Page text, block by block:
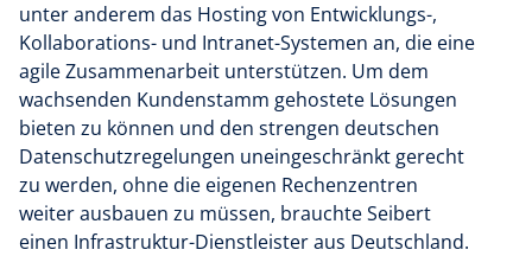
unter anderem das Hosting von Entwicklungs-,
Kollaborations- und Intranet-Systemen an, die eine
agile Zusammenarbeit unterstützen. Um dem
wachsenden Kundenstamm gehostete Lösungen
bieten zu können und den strengen deutschen
Datenschutzregelungen uneingeschränkt gerecht
zu werden, ohne die eigenen Rechenzentren
weiter ausbauen zu müssen, brauchte Seibert
einen Infrastruktur-Dienstleister aus Deutschland.